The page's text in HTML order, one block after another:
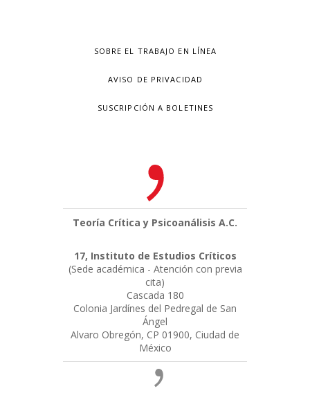
SOBRE EL TRABAJO EN LÍNEA
AVISO DE PRIVACIDAD
SUSCRIPCIÓN A BOLETINES
Teoría Crítica y Psicoanálisis A.C.
17, Instituto de Estudios Críticos
(Sede académica - Atención con previa
cita)
Cascada 180
Colonia Jardínes del Pedregal de San
Ángel
Alvaro Obregón, CP 01900, Ciudad de
México